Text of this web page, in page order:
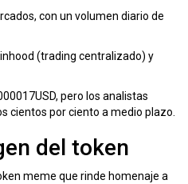
con un volumen diario de
(trading centralizado) y
pero los analistas
cientos por ciento a medio plazo.
del token
meme que rinde homenaje a